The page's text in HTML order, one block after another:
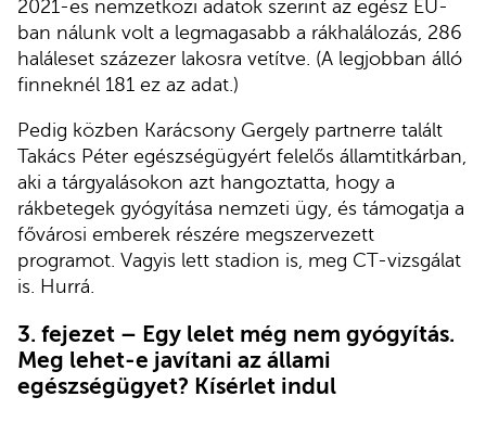
2021-es nemzetközi adatok szerint az egész EU-
ban nálunk volt a legmagasabb a rákhalálozás, 286
haláleset százezer lakosra vetítve. (A legjobban álló
finneknél 181 ez az adat.)
Pedig közben Karácsony Gergely partnerre talált
Takács Péter egészségügyért felelős államtitkárban,
aki a tárgyalásokon azt hangoztatta, hogy a
rákbetegek gyógyítása nemzeti ügy, és támogatja a
fővárosi emberek részére megszervezett
programot. Vagyis lett stadion is, meg CT-vizsgálat
is. Hurrá.
3. fejezet – Egy lelet még nem gyógyítás.
Meg lehet-e javítani az állami
egészségügyet? Kísérlet indul